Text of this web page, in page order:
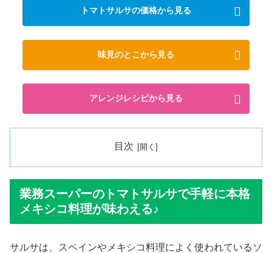
トマトサルサの価格から見る
味見のとこから見る
アレンジレシピから見る
目次
業務スーパーのトマトサルサで手軽に本格
メキシコ料理が味わえる♪
サルサは、スペインやメキシコ料理によく使われているソ